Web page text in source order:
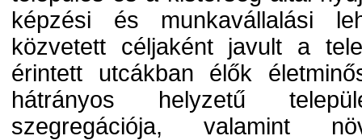
képzési és munkavállalási
közvetett céljaként javult a
érintett utcákban élők
hátrányos helyzetű
szegregációja, valamint